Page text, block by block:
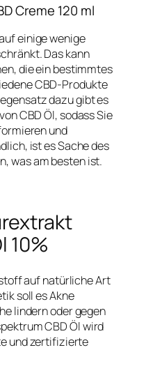
Creme 120 ml
einige wenige
Das kann
die ein bestimmtes
CBD-Produkte
dazu gibt es
CBD Öl, sodass Sie
und
ist es Sache des
was am besten ist.
10%
auf natürliche Art
soll es Akne
lindern oder gegen
CBD Öl wird
und zertifizierte